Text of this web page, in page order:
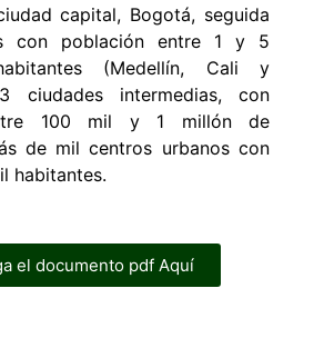
capital, Bogotá, seguida
con población entre 1 y 5
(Medellín, Cali y
ciudades intermedias, con
100 mil y 1 millón de
de mil centros urbanos con
habitantes.
el documento pdf Aquí